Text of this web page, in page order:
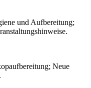
und Aufbereitung;
Neue